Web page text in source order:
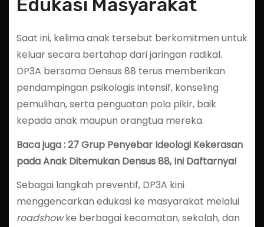
Edukasi Masyarakat
Saat ini, kelima anak tersebut berkomitmen untuk
keluar secara bertahap dari jaringan radikal.
DP3A bersama Densus 88 terus memberikan
pendampingan psikologis intensif, konseling
pemulihan, serta penguatan pola pikir, baik
kepada anak maupun orangtua mereka.
Baca juga : 27 Grup Penyebar Ideologi Kekerasan
pada Anak Ditemukan Densus 88, Ini Daftarnya!
Sebagai langkah preventif, DP3A kini
menggencarkan edukasi ke masyarakat melalui
roadshowke berbagai kecamatan, sekolah, dan